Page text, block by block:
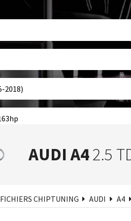
AUDI A42.5
FICHIERS CHIPTUNING AUDI A4